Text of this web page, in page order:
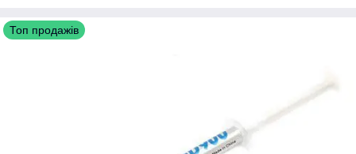
Топ продажів